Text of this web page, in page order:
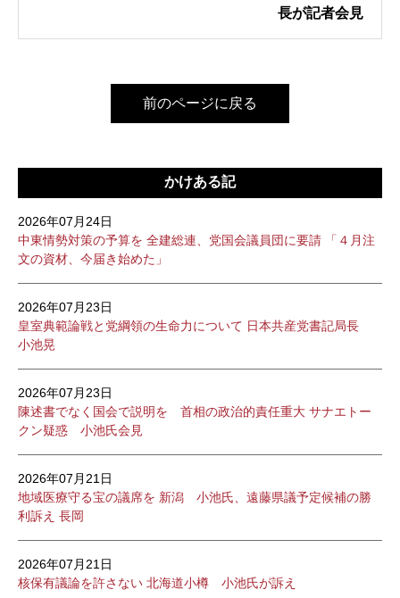
長が記者会見
前のページに戻る
かけある記
2026年07月24日
中東情勢対策の予算を 全建総連、党国会議員団に要請 「４月注
文の資材、今届き始めた」
2026年07月23日
皇室典範論戦と党綱領の生命力について 日本共産党書記局長
小池晃
2026年07月23日
陳述書でなく国会で説明を 首相の政治的責任重大 サナエトー
クン疑惑 小池氏会見
2026年07月21日
地域医療守る宝の議席を 新潟 小池氏、遠藤県議予定候補の勝
利訴え 長岡
2026年07月21日
核保有議論を許さない 北海道小樽 小池氏が訴え